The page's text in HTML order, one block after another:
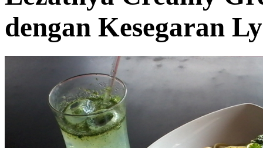
dengan Kesegaran